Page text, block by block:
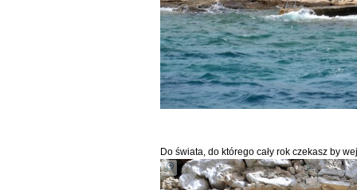
Do świata, do którego cały rok czekasz by